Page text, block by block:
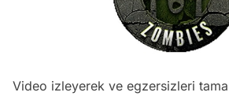
Video izleyerek ve egzersizleri